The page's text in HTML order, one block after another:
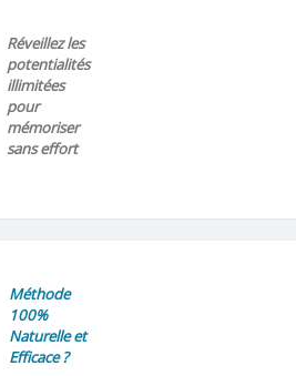
Réveillez les
potentialités
illimitées
pour
mémoriser
sans effort
Méthode
100%
Naturelle et
Efficace ?